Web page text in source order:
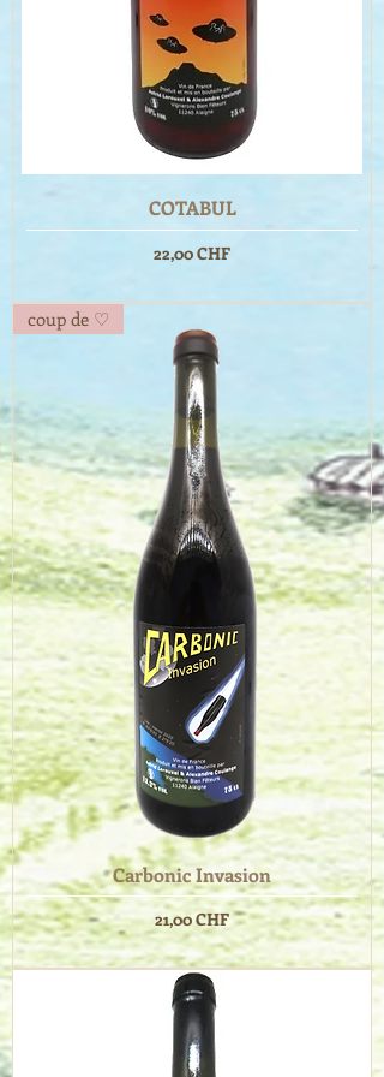
COTABUL
Prix
22,00 CHF
coup de ♡
Carbonic Invasion
Prix
21,00 CHF